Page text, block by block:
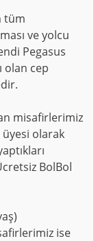
tüm
ve yolcu
Pegasus
olan cep
misafirlerimiz
olarak
BolBol
ise